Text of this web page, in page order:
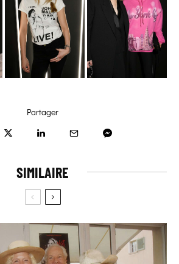
Partager
SIMILAIRE